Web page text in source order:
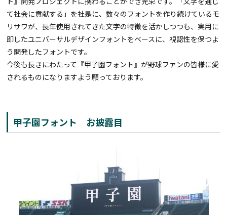
て社会に貢献する」を社是に、数々のフォントを作り続けているモ
リサワが、長年使用されてきた文字の特徴を活かしつつも、実用に
即したユニバーサルデザインフォントをベースに、視認性を保つよ
う開発したフォントです。
今後も長きにわたって『甲子園フォント』が野球ファンの皆様に愛
されるものになりますよう願っております。
甲子園フォント お披露目